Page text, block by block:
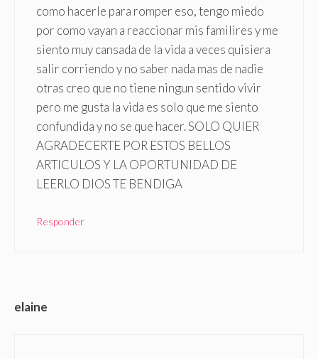
como hacerle para romper eso, tengo miedo
por como vayan a reaccionar mis familires y me
siento muy cansada de la vida a veces quisiera
salir corriendo y no saber nada mas de nadie
otras creo que no tiene ningun sentido vivir
pero me gusta la vida es solo que me siento
confundida y no se que hacer. SOLO QUIER
AGRADECERTE POR ESTOS BELLOS
ARTICULOS Y LA OPORTUNIDAD DE
LEERLO DIOS TE BENDIGA
Responder
elaine